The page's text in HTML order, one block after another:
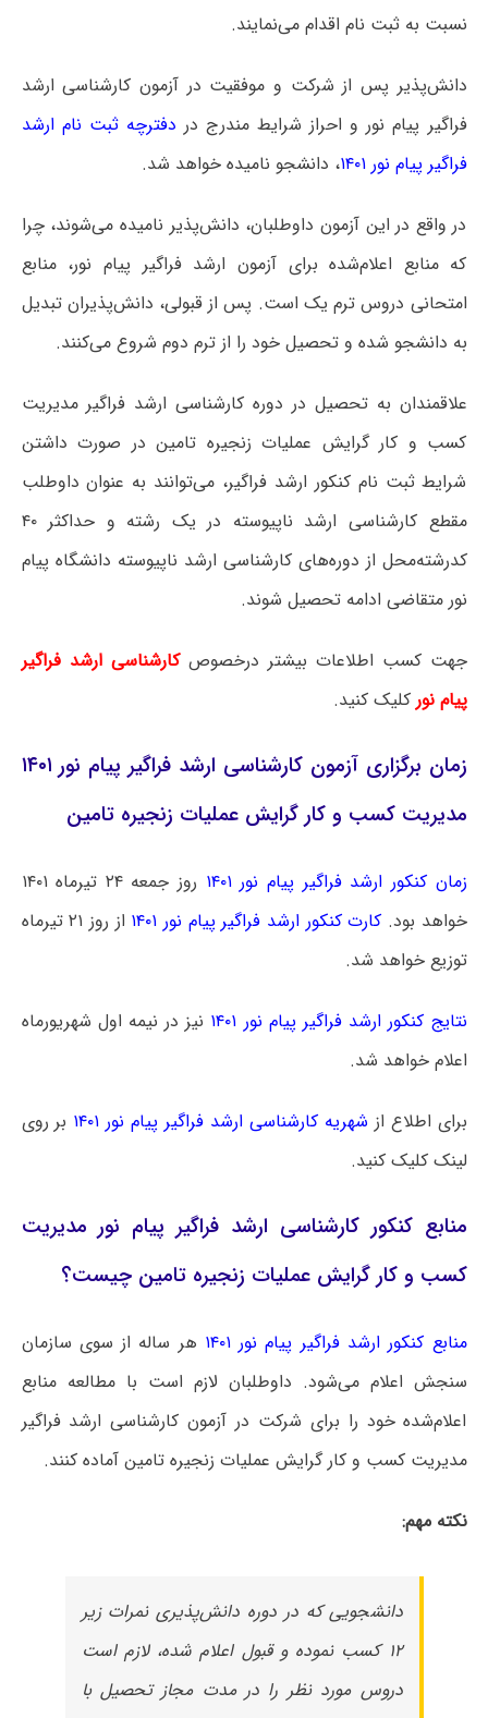
نسبت به ثبت نام اقدام می‌نمایند.
دانش‌پذیر پس از شرکت و موفقیت در آزمون کارشناسی ارشد
فراگیر پیام نور و احراز شرایط مندرج در دفترچه ثبت نام ارشد
فراگیر پیام نور ۱۴۰۱
، دانشجو نامیده خواهد شد.
در واقع در این آزمون داوطلبان، دانش‌پذیر نامیده می‌شوند، چرا
که منابع اعلام‌شده برای آزمون ارشد فراگیر پیام نور، منابع
امتحانی دروس ترم یک است. پس از قبولی، دانش‌پذیران تبدیل
به دانشجو شده و تحصیل خود را از ترم دوم شروع می‌کنند.
علاقمندان به تحصیل در دوره کارشناسی ارشد فراگیر مدیریت
کسب و کار گرایش عملیات زنجیره تامین در صورت داشتن
شرایط ثبت نام کنکور ارشد فراگیر، می‌توانند به عنوان داوطلب
مقطع کارشناسی ارشد ناپیوسته در یک رشته و حداکثر ۴۰
کدرشته‌محل از دوره‌های کارشناسی ارشد ناپیوسته دانشگاه پیام
نور متقاضی ادامه تحصیل شوند.
جهت کسب اطلاعات بیشتر درخصوص کارشناسی ارشد فراگیر
پیام نورکلیک کنید.
زمان برگزاری آزمون کارشناسی ارشد فراگیر پیام نور ۱۴۰۱
مدیریت کسب و کار گرایش عملیات زنجیره تامین
زمان کنکور ارشد فراگیر پیام نور ۱۴۰۱
روز جمعه ۲۴ تیرماه ۱۴۰۱
خواهد بود. کارت کنکور ارشد فراگیر پیام نور ۱۴۰۱
از روز ۲۱ تیرماه
توزیع خواهد شد.
نتایج کنکور ارشد فراگیر پیام نور ۱۴۰۱
نیز در نیمه اول شهریورماه
اعلام خواهد شد.
برای اطلاع از شهریه کارشناسی ارشد فراگیر پیام نور ۱۴۰۱
بر روی
لینک کلیک کنید.
منابع کنکور کارشناسی ارشد فراگیر پیام نور مدیریت
کسب و کار گرایش عملیات زنجیره تامین چیست؟
منابع کنکور ارشد فراگیر پیام نور ۱۴۰۱
هر ساله از سوی سازمان
سنجش اعلام می‌شود. داوطلبان لازم است با مطالعه منابع
اعلام‌شده خود را برای شرکت در آزمون کارشناسی ارشد فراگیر
مدیریت کسب و کار گرایش عملیات زنجیره تامین آماده کنند.
نکته مهم:
دانشجویی که در دوره دانش‌پذیری نمرات زیر
۱۲ کسب نموده و قبول اعلام شده، لازم است
دروس مورد نظر را در مدت مجاز تحصیل با